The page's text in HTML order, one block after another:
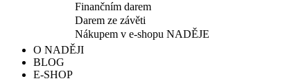
Finančním darem
Darem ze závěti
Nákupem v e-shopu NADĚJE
O NADĚJI
BLOG
E-SHOP